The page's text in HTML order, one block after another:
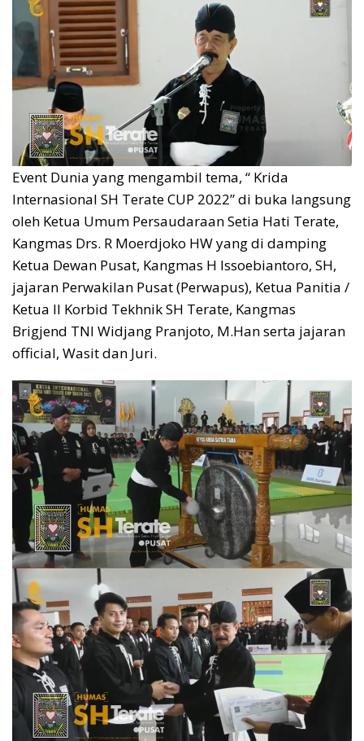
Event Dunia yang mengambil tema, “ Krida
Internasional SH Terate CUP 2022” di buka langsung
oleh Ketua Umum Persaudaraan Setia Hati Terate,
Kangmas Drs. R Moerdjoko HW yang di damping
Ketua Dewan Pusat, Kangmas H Issoebiantoro, SH,
jajaran Perwakilan Pusat (Perwapus), Ketua Panitia /
Ketua II Korbid Tekhnik SH Terate, Kangmas
Brigjend TNI Widjang Pranjoto, M.Han serta jajaran
official, Wasit dan Juri.